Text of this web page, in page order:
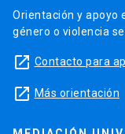
Orientación y apoyo
género o violencia
launch Contacto para
launch Más orientación